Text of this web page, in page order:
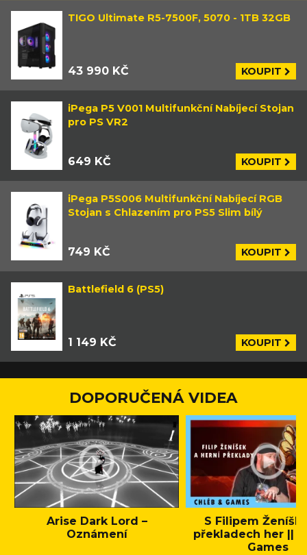
TIGO Ultimate R5-7500F, 5070 - 1TB 32GB
43 990 KČ KOUPIT
iPega P5 V001 Multifunkční Nabíjecí Stojan
pro PS VR2
649 KČ KOUPIT
iPega P5S006 Multifunkční Nabíjecí RGB
Stojan s Chlazením pro PS5 Slim bílý
749 KČ KOUPIT
Battlefield 6 (PS5)
1 149 KČ KOUPIT
DOPORUČENÁ VIDEA
Arise Dark Lord –
Oznámení
S Filipem
překladech her ||
Games